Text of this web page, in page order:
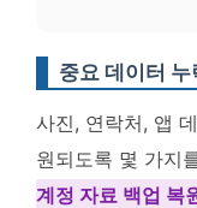
중요 데이터
사진, 연락처, 앱
원되도록 몇 가지
계정 자료 백업 복